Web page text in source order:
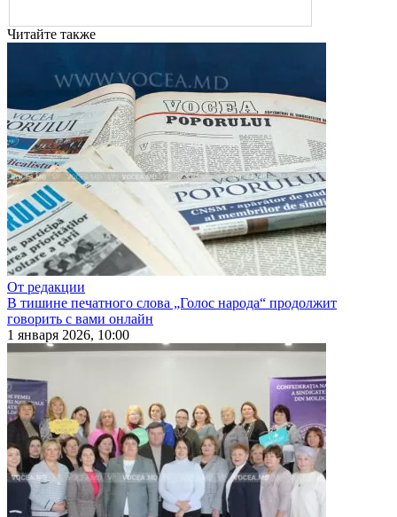
Читайте также
От редакции
В тишине печатного слова „Голос народа“ продолжит
говорить с вами онлайн
1 января 2026, 10:00